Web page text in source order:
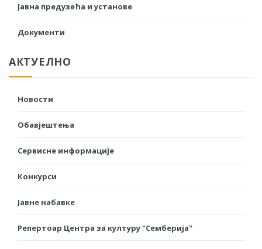
Јавна предузећа и установе
Документи
АКТУЕЛНО
Новости
Обавјештења
Сервисне информације
Конкурси
Јавне набавке
Репертоар Центра за културу "Семберија"